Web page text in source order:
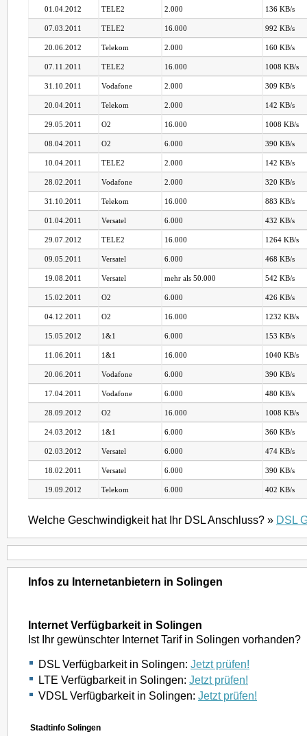
01.04.2012 TELE2 2.000 136 KB/s
07.03.2011 TELE2 16.000 992 KB/s
20.06.2012 Telekom 2.000 160 KB/s
07.11.2011 TELE2 16.000 1008 KB/s
31.10.2011 Vodafone 2.000 309 KB/s
20.04.2011 Telekom 2.000 142 KB/s
29.05.2011 O2 16.000 1008 KB/s
08.04.2011 O2 6.000 390 KB/s
10.04.2011 TELE2 2.000 142 KB/s
28.02.2011 Vodafone 2.000 320 KB/s
31.10.2011 Telekom 16.000 883 KB/s
01.04.2011 Versatel 6.000 432 KB/s
29.07.2012 TELE2 16.000 1264 KB/s
09.05.2011 Versatel 6.000 468 KB/s
19.08.2011 Versatel mehr als 50.000 542 KB/s
15.02.2011 O2 6.000 426 KB/s
04.12.2011 O2 16.000 1232 KB/s
15.05.2012 1&1 6.000 153 KB/s
11.06.2011 1&1 16.000 1040 KB/s
20.06.2011 Vodafone 6.000 390 KB/s
17.04.2011 Vodafone 6.000 480 KB/s
28.09.2012 O2 16.000 1008 KB/s
24.03.2012 1&1 6.000 360 KB/s
02.03.2012 Versatel 6.000 474 KB/s
18.02.2011 Versatel 6.000 390 KB/s
19.09.2012 Telekom 6.000 402 KB/s
Welche Geschwindigkeit hat Ihr DSL Anschluss? » DSL
Infos zu Internetanbietern in Solingen
Internet Verfügbarkeit in Solingen
Ist Ihr gewünschter Internet Tarif in Solingen vorhanden?
DSL Verfügbarkeit in Solingen: Jetzt prüfen!
LTE Verfügbarkeit in Solingen: Jetzt prüfen!
VDSL Verfügbarkeit in Solingen: Jetzt prüfen!
Stadtinfo Solingen